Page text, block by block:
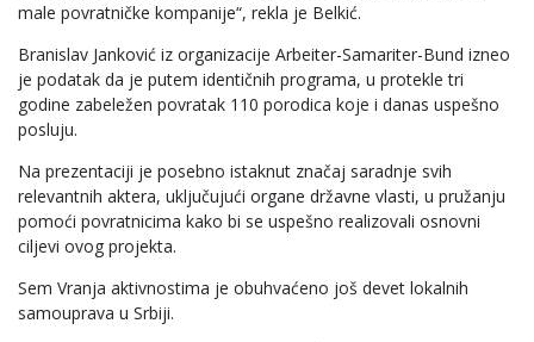
male povratničke kompanije“, rekla je Belkić.
Branislav Janković iz organizacije Arbeiter-Samariter-Bund izneo
je podatak da je putem identičnih programa, u protekle tri
godine zabeležen povratak 110 porodica koje i danas uspešno
posluju.
Na prezentaciji je posebno istaknut značaj saradnje svih
relevantnih aktera, uključujući organe državne vlasti, u pružanju
pomoći povratnicima kako bi se uspešno realizovali osnovni
ciljevi ovog projekta.
Sem Vranja aktivnostima je obuhvaćeno još devet lokalnih
samouprava u Srbiji.